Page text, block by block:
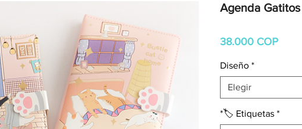
Agenda Gatitos
38.000 COPPrecio
Diseño *
Elegir
*🏷️ Etiquetas *